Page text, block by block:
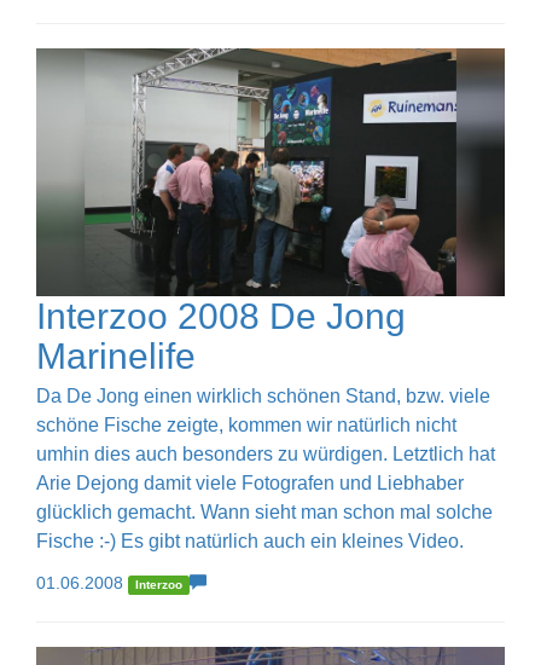
Interzoo 2008 De Jong
Marinelife
Da De Jong einen wirklich schönen Stand, bzw. viele
schöne Fische zeigte, kommen wir natürlich nicht
umhin dies auch besonders zu würdigen. Letztlich hat
Arie Dejong damit viele Fotografen und Liebhaber
glücklich gemacht. Wann sieht man schon mal solche
Fische :-) Es gibt natürlich auch ein kleines Video.
01.06.2008 Interzoo